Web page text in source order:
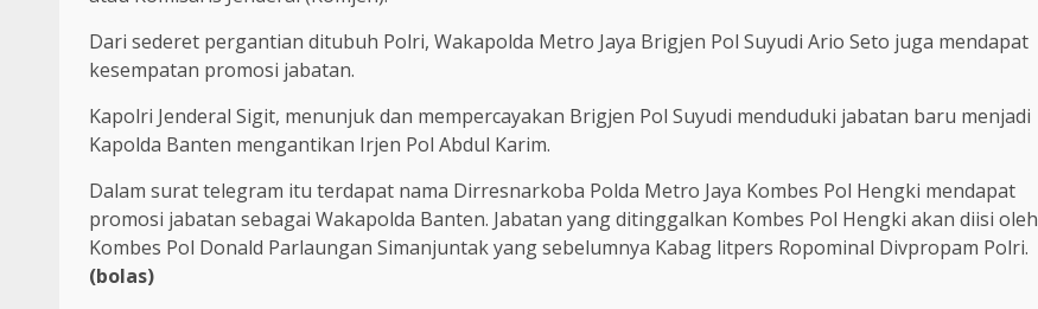
Dari sederet pergantian ditubuh Polri, Wakapolda Metro Jaya Brigjen Pol Suyudi Ario Seto juga mendapat
kesempatan promosi jabatan.
Kapolri Jenderal Sigit, menunjuk dan mempercayakan Brigjen Pol Suyudi menduduki jabatan baru menjadi
Kapolda Banten mengantikan Irjen Pol Abdul Karim.
Dalam surat telegram itu terdapat nama Dirresnarkoba Polda Metro Jaya Kombes Pol Hengki mendapat
promosi jabatan sebagai Wakapolda Banten. Jabatan yang ditinggalkan Kombes Pol Hengki akan diisi oleh
Kombes Pol Donald Parlaungan Simanjuntak yang sebelumnya Kabag litpers Ropominal Divpropam Polri.
(bolas)